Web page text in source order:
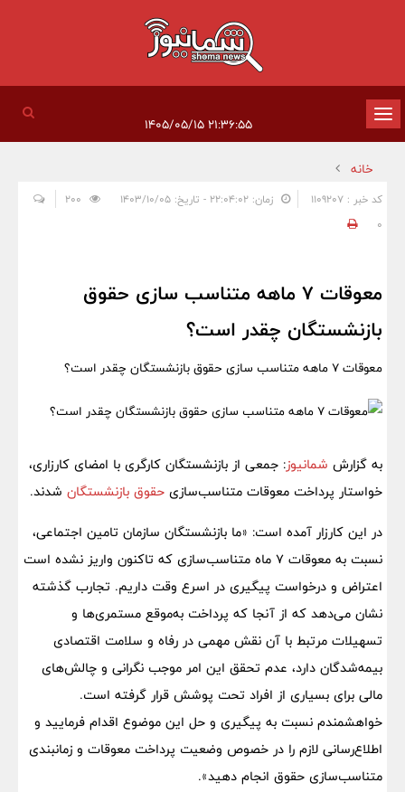
تغییر
وضعیت
ناوبری
خانه
کد خبر : 1109207 زمان: ۲۲:۰۴:۰۲ - تاریخ: ۱۴۰۳/۱۰/۰۵
0
معوقات ۷ ماهه متناسب سازی حقوق
بازنشستگان چقدر است؟
معوقات ۷ ماهه متناسب سازی حقوق بازنشستگان چقدر است؟
به گزارش شمانیوز: جمعی از بازنشستگان کارگری با امضای کارزاری،
خواستار پرداخت معوقات متناسب‌سازی حقوق بازنشستگان شدند.
در این کارزار آمده است: «ما بازنشستگان سازمان تامین اجتماعی،
نسبت به معوقات ۷ ماه متناسب‌سازی که تاکنون واریز نشده است
اعتراض و درخواست پیگیری در اسرع وقت داریم. تجارب گذشته
نشان می‌دهد که از آنجا که پرداخت به‌موقع مستمری‌ها و
تسهیلات مرتبط با آن نقش مهمی در رفاه و سلامت اقتصادی
بیمه‌شدگان دارد، عدم تحقق این امر موجب نگرانی و چالش‌های
مالی برای بسیاری از افراد تحت پوشش قرار گرفته است.
خواهشمندم نسبت به پیگیری و حل این موضوع اقدام فرمایید و
اطلاع‌رسانی لازم را در خصوص وضعیت پرداخت معوقات و زمانبندی
متناسب‌سازی حقوق انجام دهید».